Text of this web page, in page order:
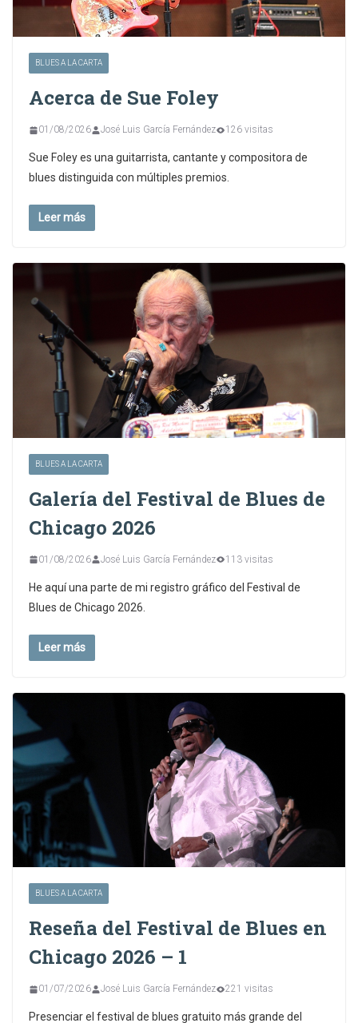
BLUES A LA CARTA
Acerca de Sue Foley
01/08/2026 José Luis García Fernández 126 visitas
Sue Foley es una guitarrista, cantante y compositora de
blues distinguida con múltiples premios.
Leer más
BLUES A LA CARTA
Galería del Festival de Blues de
Chicago 2026
01/08/2026 José Luis García Fernández 113 visitas
He aquí una parte de mi registro gráfico del Festival de
Blues de Chicago 2026.
Leer más
BLUES A LA CARTA
Reseña del Festival de Blues en
Chicago 2026 – 1
01/07/2026 José Luis García Fernández 221 visitas
Presenciar el festival de blues gratuito más grande del